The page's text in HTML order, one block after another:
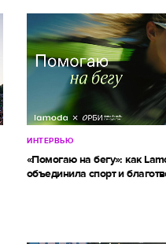
ИНТЕРВЬЮ
«Помогаю на бегу»: как
объединила спорт и